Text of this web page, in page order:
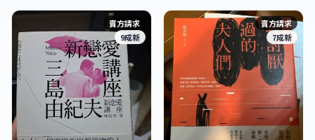
賣方請求
9成新
賣方請求
7成新